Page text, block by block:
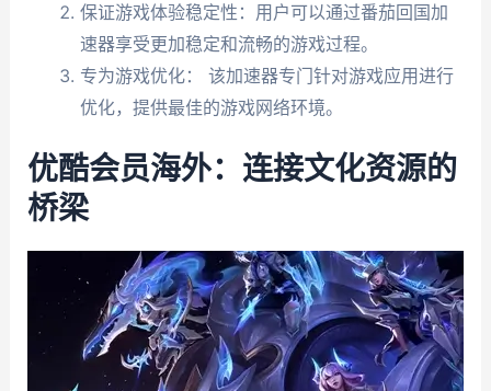
保证游戏体验稳定性：用户可以通过番茄回国加
速器享受更加稳定和流畅的游戏过程。
专为游戏优化： 该加速器专门针对游戏应用进行
优化，提供最佳的游戏网络环境。
优酷会员海外：连接文化资源的
桥梁